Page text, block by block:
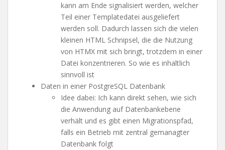
kann am Ende signalisiert werden, welcher
Teil einer Templatedatei ausgeliefert
werden soll. Dadurch lassen sich die vielen
kleinen HTML Schnipsel, die die Nutzung
von HTMX mit sich bringt, trotzdem in einer
Datei konzentrieren. So wie es inhaltlich
sinnvoll ist
Daten in einer PostgreSQL Datenbank
Idee dabei: Ich kann direkt sehen, wie sich
die Anwendung auf Datenbankebene
verhält und es gibt einen Migrationspfad,
falls ein Betrieb mit zentral gemanagter
Datenbank folgt